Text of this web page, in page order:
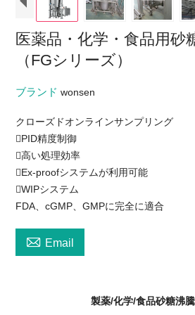
医薬品・化学・食品用砂
（FGシリーズ）
ブランドwonsen
クローズドオンラインサンプリング
PID精度制御
高い処理効率
Ex-proofシステムが利用可能
WIPシステム
FDA、cGMP、GMPに完全に適合
 Email
製薬/化学/食品砂糖沸